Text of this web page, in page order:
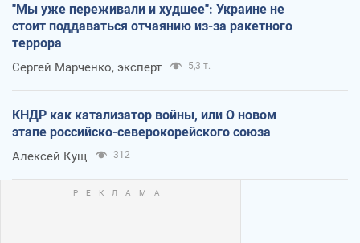
"Мы уже переживали и худшее": Украине не
стоит поддаваться отчаянию из-за ракетного
террора
Сергей Марченко, эксперт 5,3 т.
КНДР как катализатор войны, или О новом
этапе российско-северокорейского союза
Алексей Кущ 312